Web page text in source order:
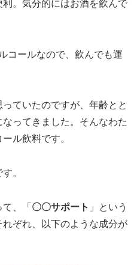
。気分的にはお酒を飲んで
コールなので、飲んでも運
ていたのですが、年齢とと
ってきました。そんなわた
ル飲料です。
。
、「 〇〇サポート 」という
ぞれ、以下のような成分が